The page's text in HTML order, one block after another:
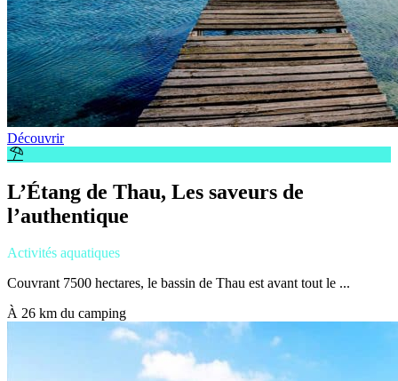
Découvrir
L’Étang de Thau, Les saveurs de
l’authentique
Activités aquatiques
Couvrant 7500 hectares, le bassin de Thau est avant tout le ...
À 26 km du camping